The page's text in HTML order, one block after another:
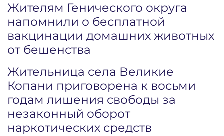
Жителям Генического округа
напомнили о бесплатной
вакцинации домашних животных
от бешенства
Жительница села Великие
Копани приговорена к восьми
годам лишения свободы за
незаконный оборот
наркотических средств